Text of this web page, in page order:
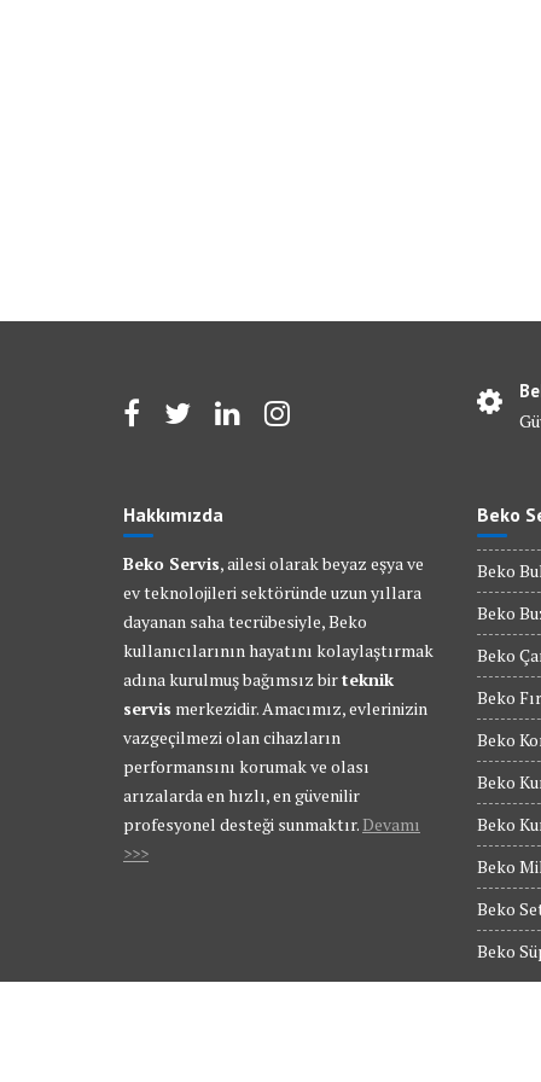
Hakkımızda
Beko Servis, ailesi olarak beyaz eşya ve
ev teknolojileri sektöründe uzun yıllara
dayanan saha tecrübesiyle, Beko
kullanıcılarının hayatını kolaylaştırmak
adına kurulmuş bağımsız birteknik
servis merkezidir. Amacımız, evlerinizin
vazgeçilmezi olan cihazların
performansını korumak ve olası
arızalarda en hızlı, en güvenilir
profesyonel desteği sunmaktır. Devamı
>>>
Beko
Beko
Beko
Beko
Beko
Beko
Beko
Beko
Beko
Beko
Beko